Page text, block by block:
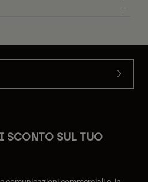
SCONTO SUL TUO